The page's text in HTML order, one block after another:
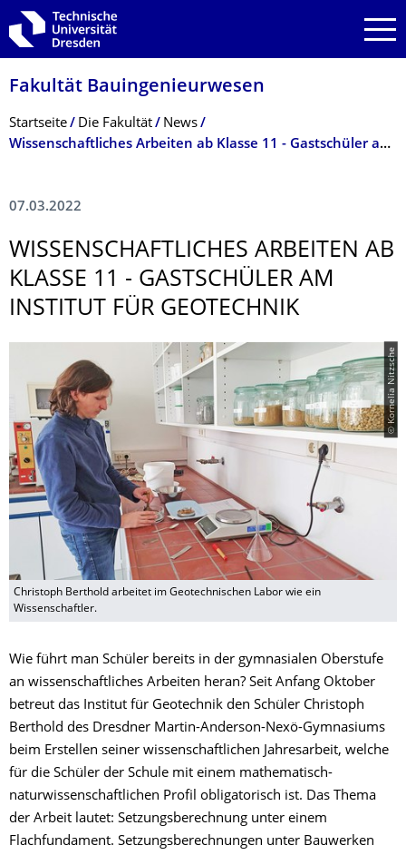
Zur Hauptnavigation springen
Zur Suche springen
Zum Inhalt springen
Fakultät Bauingenieurwesen
Breadcrumb-Menü
Startseite Die Fakultät
News
Wissenschaftliches Arbeiten ab Klasse 11 - Gastschüler am Institut für Geotechnik
07.03.2022
WISSENSCHAFTLI­CHES ARBEITEN AB
KLASSE 11 - GASTSCHÜLER AM
INSTITUT FÜR GEOTECHNIK
© Kornelia Nitzsche
Christoph Berthold arbeitet im Geotechnischen Labor wie ein
Wissenschaftler.
Wie führt man Schüler bereits in der gymnasialen Oberstufe
an wissenschaftliches Arbeiten heran? Seit Anfang Oktober
betreut das Institut für Geotechnik den Schüler Christoph
Berthold des Dresdner Martin-Anderson-Nexö-Gymnasiums
beim Erstellen seiner wissenschaftlichen Jahresarbeit, welche
für die Schüler der Schule mit einem mathematisch-
naturwissenschaftlichen Profil obligatorisch ist. Das Thema
der Arbeit lautet: Setzungsberechnung unter einem
Flachfundament. Setzungsberechnungen unter Bauwerken